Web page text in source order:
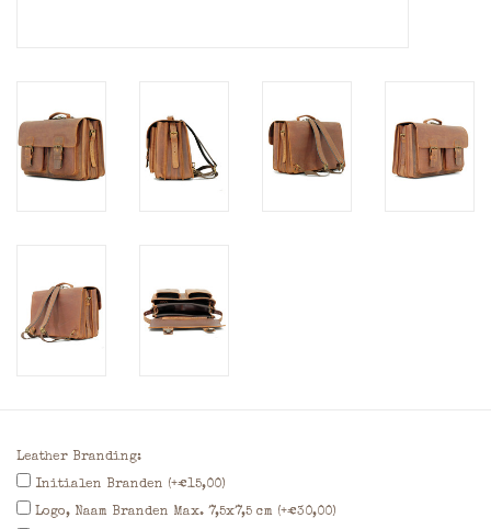
Leather Branding:
Initialen Branden (+€15,00)
Logo, Naam Branden Max. 7,5x7,5 cm (+€30,00)